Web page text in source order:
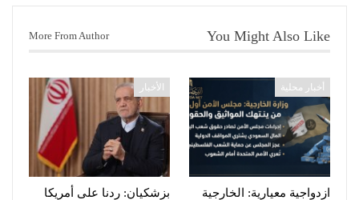
You Might Also Like
More From Author
أخبار محلية
ازدواجية معيارية: الخارجية
الأخبار
بزشكيان: ردنا على أمريكا